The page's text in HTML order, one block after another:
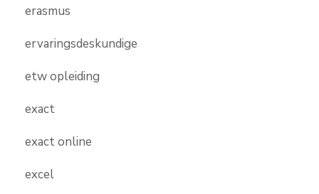
erasmus
ervaringsdeskundige
etw opleiding
exact
exact online
excel